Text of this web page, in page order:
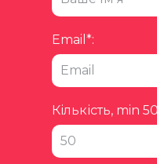
Email*:
Кількість, min